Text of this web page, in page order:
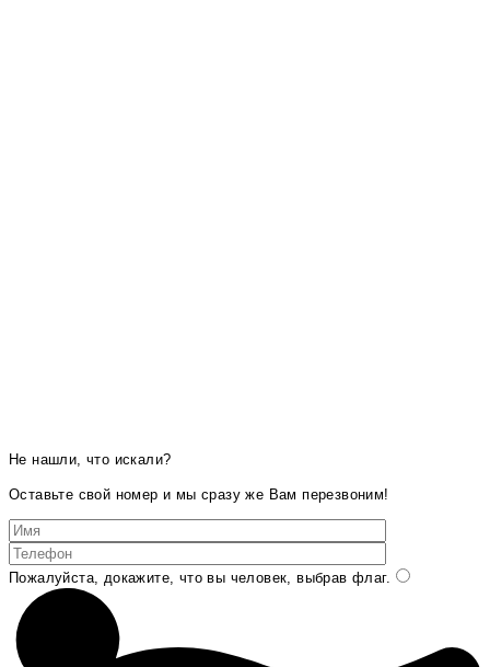
Не нашли, что искали?
Оставьте свой номер и мы сразу же Вам перезвоним!
Пожалуйста, докажите, что вы человек, выбрав флаг.